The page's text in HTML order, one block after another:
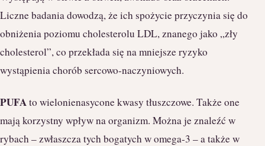
Liczne badania dowodzą, że ich spożycie przyczynia się do
obniżenia poziomu cholesterolu LDL, znanego jako „zły
cholesterol”, co przekłada się na mniejsze ryzyko
wystąpienia chorób sercowo-naczyniowych.
PUFAto wielonienasycone kwasy tłuszczowe. Także one
mają korzystny wpływ na organizm. Można je znaleźć w
rybach – zwłaszcza tych bogatych w omega-3 – a także w